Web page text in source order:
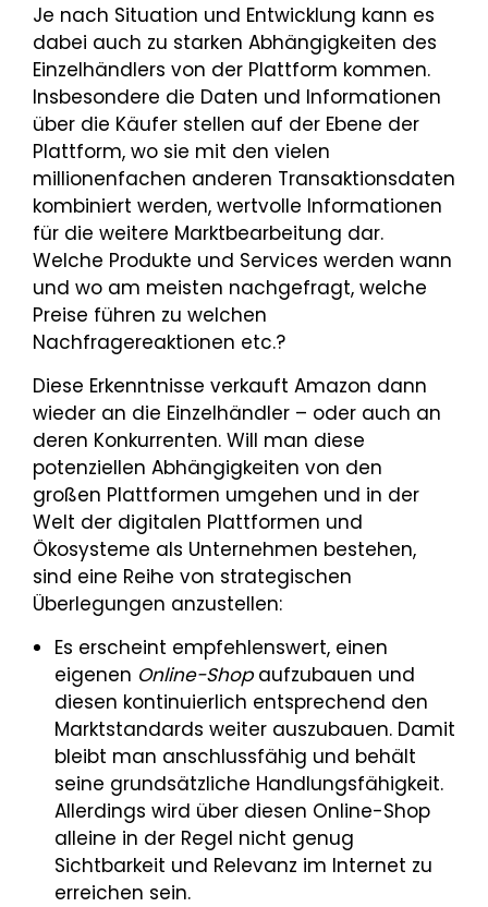
Je nach Situation und Entwicklung kann es
dabei auch zu starken Abhängigkeiten des
Einzelhändlers von der Plattform kommen.
Insbesondere die Daten und Informationen
über die Käufer stellen auf der Ebene der
Plattform, wo sie mit den vielen
millionenfachen anderen Transaktionsdaten
kombiniert werden, wertvolle Informationen
für die weitere Marktbearbeitung dar.
Welche Produkte und Services werden wann
und wo am meisten nachgefragt, welche
Preise führen zu welchen
Nachfragereaktionen etc.?
Diese Erkenntnisse verkauft Amazon dann
wieder an die Einzelhändler – oder auch an
deren Konkurrenten. Will man diese
potenziellen Abhängigkeiten von den
großen Plattformen umgehen und in der
Welt der digitalen Plattformen und
Ökosysteme als Unternehmen bestehen,
sind eine Reihe von strategischen
Überlegungen anzustellen:
Es erscheint empfehlenswert, einen
eigenen Online-Shopaufzubauen und
diesen kontinuierlich entsprechend den
Marktstandards weiter auszubauen. Damit
bleibt man anschlussfähig und behält
seine grundsätzliche Handlungsfähigkeit.
Allerdings wird über diesen Online-Shop
alleine in der Regel nicht genug
Sichtbarkeit und Relevanz im Internet zu
erreichen sein.